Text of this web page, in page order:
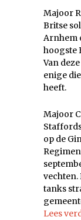
Majoor
Britse
Arnhem
hoogste
Van
enige
heeft.
Majoor
op de
vechten.
tanks
Lees